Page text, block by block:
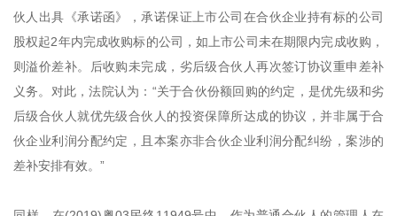
伙人出具《承诺函》，承诺保证上市公司在合伙企业持有标的公司
股权起2年内完成收购标的公司，如上市公司未在期限内完成收购，
则溢价差补。后收购未完成，劣后级合伙人再次签订协议重申差补
义务。对此，法院认为：“关于合伙份额回购的约定，是优先级和劣
后级合伙人就优先级合伙人的投资保障所达成的协议，并非属于合
伙企业利润分配约定，且本案亦非合伙企业利润分配纠纷，案涉的
差补安排有效。”